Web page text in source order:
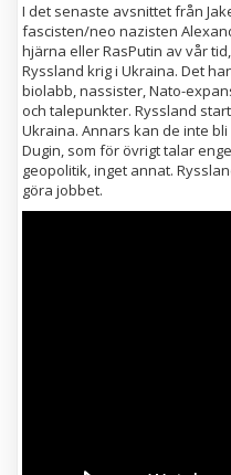
I det senaste avsnittet från
fascisten/neo nazisten
hjärna eller RasPutin av vår
Ryssland krig i Ukraina. Det
biolabb, nassister, Nato-
och talepunkter. Ryssland
Ukraina. Annars kan de inte
Dugin, som för övrigt talar
geopolitik, inget annat.
göra jobbet.